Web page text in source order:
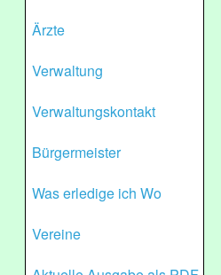
Ärzte
Verwaltung
Verwaltungskontakt
Bürgermeister
Was erledige ich Wo
Vereine